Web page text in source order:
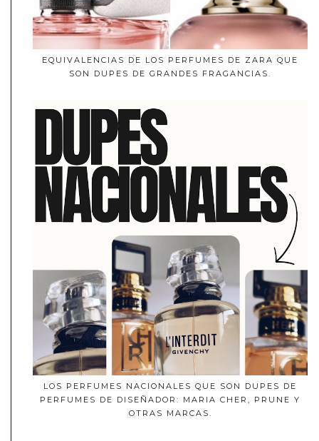
EQUIVALENCIAS DE LOS PERFUMES DE ZARA QUE
SON DUPES DE GRANDES FRAGANCIAS.
LOS PERFUMES NACIONALES QUE SON DUPES DE
PERFUMES DE DISEÑADOR: MARIA CHER, PRUNE Y
OTRAS MARCAS.